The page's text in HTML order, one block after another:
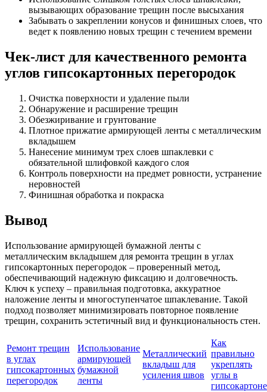
вызывающих образование трещин после высыхания
Забывать о закреплении конусов и финишных слоев, что
ведет к появлению новых трещин с течением времени
Чек-лист для качественного ремонта
углов гипсокартонных перегородок
Очистка поверхности и удаление пыли
Обнаружение и расширение трещин
Обезжиривание и грунтование
Плотное прижатие армирующей ленты с металлическим
вкладышем
Нанесение минимум трех слоев шпаклевки с
обязательной шлифовкой каждого слоя
Контроль поверхности на предмет ровности, устранение
неровностей
Финишная обработка и покраска
Вывод
Использование армирующей бумажной ленты с
металлическим вкладышем для ремонта трещин в углах
гипсокартонных перегородок – проверенный метод,
обеспечивающий надежную фиксацию и долговечность.
Ключ к успеху – правильная подготовка, аккуратное
наложение ленты и многоступенчатое шпаклевание. Такой
подход позволяет минимизировать повторное появление
трещин, сохранить эстетичный вид и функциональность стен.
Ремонт трещин
в углах
гипсокартонных
перегородок
Использование
армирующей
бумажной
ленты
Металлический
вкладыш для
усиления швов
Как
правильно
укреплять
углы в
гипсокартоне